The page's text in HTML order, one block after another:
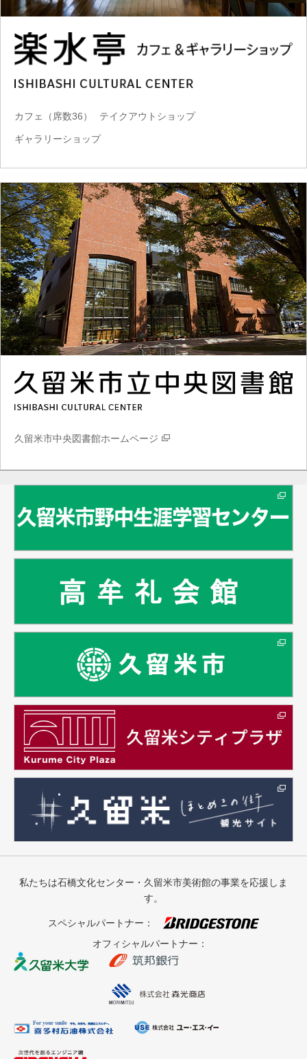
カフェ（席数36） テイクアウトショップ
ギャラリーショップ
久留米市中央図書館ホームページ
私たちは石橋文化センター・久留米市美術館の事業を応援しま
す。
スペシャルパートナー：
オフィシャルパートナー：